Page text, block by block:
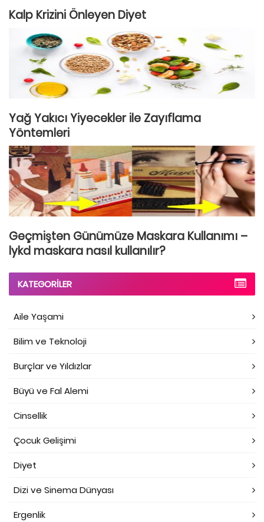
Kalp Krizini Önleyen Diyet
Yağ Yakıcı Yiyecekler ile Zayıflama
Yöntemleri
Geçmişten Günümüze Maskara Kullanımı –
lykd maskara nasıl kullanılır?
KATEGORILER
Aile Yaşami
Bilim ve Teknoloji
Burçlar ve Yıldızlar
Büyü ve Fal Alemi
Cinsellik
Çocuk Gelişimi
Diyet
Dizi ve Sinema Dünyası
Ergenlik